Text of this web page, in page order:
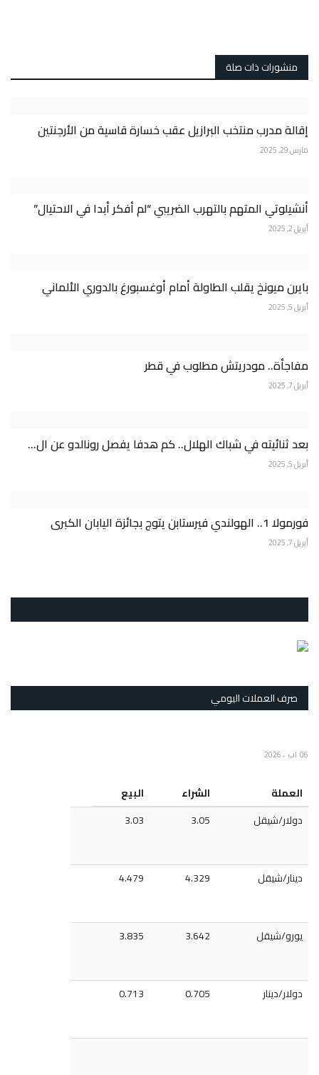
منشورات ذات صلة
إقالة مدرب منتخب البرازيل عقب خسارة قاسية من الأرجنتين
مارس 29, 2025
أنشيلوتي المتهم بالتهرب الضريبي “لم أفكر أبدا في الاحتيال”
أبريل 2, 2025
بايرن ميونخ يقلب الطاولة أمام أوغسبورغ بالدوري الألماني
أبريل 5, 2025
مفاجأة.. مودريتش مطلوب في قطر
أبريل 7, 2025
بعد ثنائيته في شباك الهلال.. كم هدفا يفصل رونالدو عن ال...
أبريل 5, 2025
فورمولا 1.. الهولندي فيرستابن يتوج بجائزة اليابان الكبرى
أبريل 7, 2025
صرف العملات اليومي
06 اب ، 2026
العملة الشراء
البيع
دولار/شيقل
3.05
3.03
دينار/شيقل 4.329
4.479
يورو/شيقل 3.642
3.835
دولار/دينار 0.705
0.713